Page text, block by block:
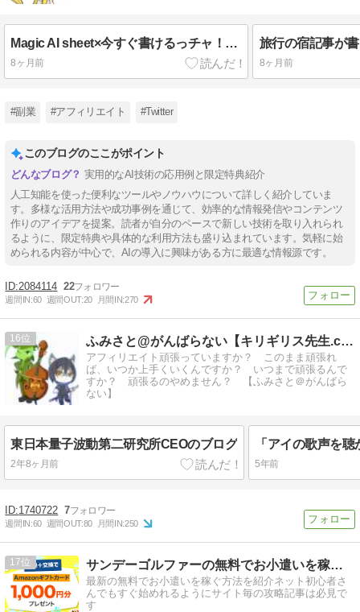
Magic AI sheet×今すぐ書けるっチャ！の活用方法
8ヶ月前 8ヶ月前
#副業 #アフィリエイト #Twitter
このブログのここがポイント
実用的なAI技術の応用例と限定特典紹介
人工知能を使った便利なツールやノウハウについて詳しく紹介していま
す。多様な活用方法や成功事例を通じて、効率的な情報発信やコンテンツ
作りのアイデアを提案。読者が自分のペースで新しい技術を取り入れられ
るように、限定特典や具体的な利用方法も盛り込まれています。気軽に始
められる内容が中心で、AIの導入に興味がある方に最適な情報源です。
2084114 22
週間IN:60 週間OUT:20 月間IN:270
16 ふみさと@がんばらない【キリギリス先生.com】
アフィリエイト頑張っていますか？ このまま頑張れ
ば、いつか上手くいくんですか？ いつまで頑張るんで
すか？ 頑張るのやめません？ 【ふみさと＠がんばら
ない】
東日本量子波動第二研究所CEOのブログ
2年8ヶ月前 5年前
1740722 7
週間IN:60 週間OUT:80 月間IN:250
17 サンデーゴルファーの無料でお小遣いを稼ぐ方法
最新の無料でお小遣いを稼ぐ方法を紹介ネット初心者さ
んでもすぐ始めれるようにサイト毎の攻略記事は必見で
す